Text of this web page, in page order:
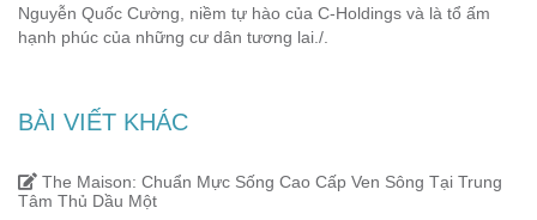
Nguyễn Quốc Cường, niềm tự hào của C-Holdings và là tổ ấm
hạnh phúc của những cư dân tương lai./.
BÀI VIẾT KHÁC
The Maison: Chuẩn Mực Sống Cao Cấp Ven Sông Tại Trung
Tâm Thủ Dầu Một